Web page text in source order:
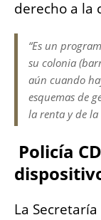
derecho a la
“Es un
su colonia
aún cuando
esquemas de
la renta y de la
Policía
La